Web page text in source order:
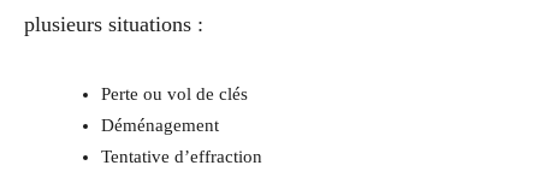
plusieurs situations :
Perte ou vol de clés
Déménagement
Tentative d’effraction